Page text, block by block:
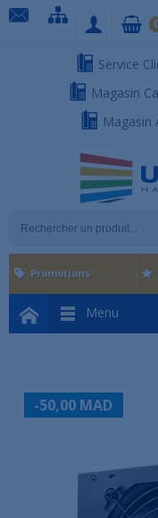
Service
Magasin
Magasin
Menu
Promotions
-50,00 MAD